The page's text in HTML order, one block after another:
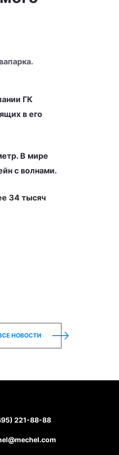
ГК
в его
В мире
с волнами.
34 тысяч
НОВОСТИ
221-88-88